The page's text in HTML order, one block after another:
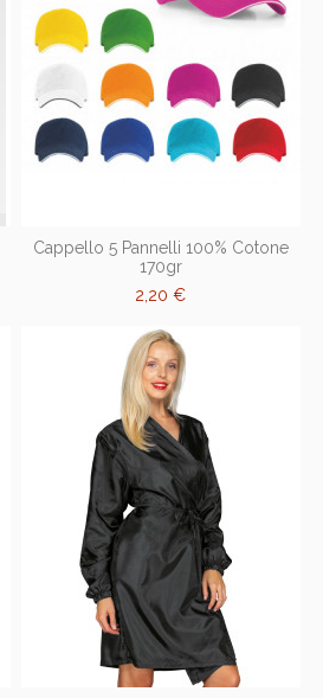
Cappello 5 Pannelli 100% Cotone
170gr
2,20 €